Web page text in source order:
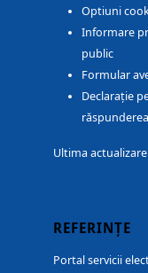
Optiuni
Informare
public
Formular
Declarație
Ultima
REFERINȚE
Portal servicii